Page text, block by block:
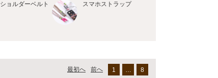
ショルダーベルト スマホストラップ
最初へ 前へ 1 8